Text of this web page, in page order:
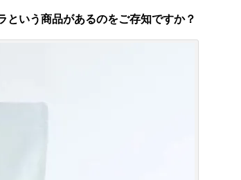
という商品があるのをご存知ですか？